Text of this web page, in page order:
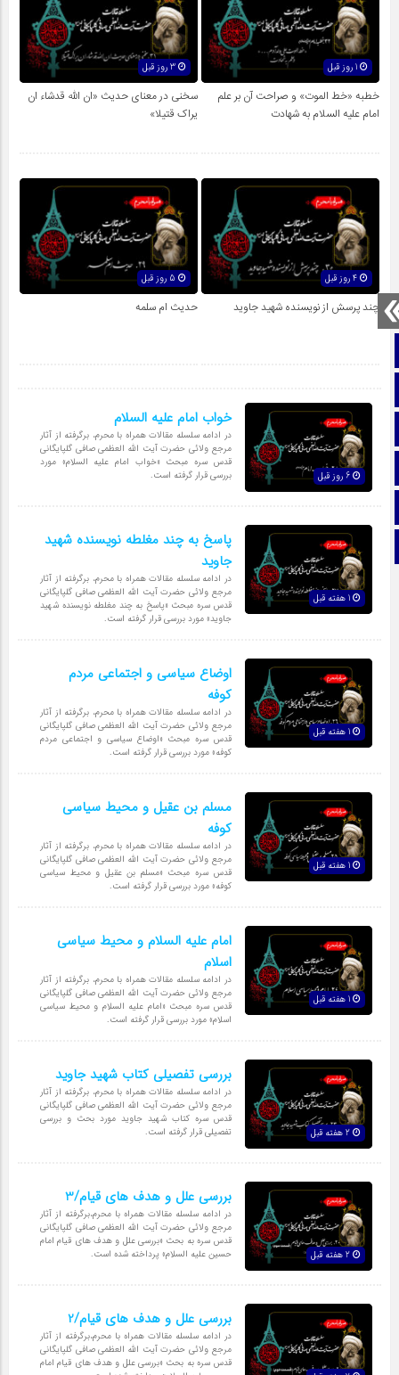
1 روز قبل
خطبه «خط الموت» و صراحت آن بر علم
امام علیه السلام به شهادت
سخنی در معنای حدیث «ان الله قدشاء ان
یراک قتیلا»
4 روز قبل
چند پرسش از نویسنده شهید جاوید حدیث ام سلمه
خواب امام علیه السلام
در ادامه سلسله مقالات همراه با محرم، برگرفته از آثار
مرجع ولائی حضرت آیت الله العظمی صافی گلپایگانی
قدس سره مبحث «خواب امام علیه السلام» مورد
بررسی قرار گرفته است.
پاسخ به چند مغلطه نویسنده شهید
جاوید
در ادامه سلسله مقالات همراه با محرم، برگرفته از آثار
مرجع ولائی حضرت آیت الله العظمی صافی گلپایگانی
قدس سره مبحث «پاسخ به چند مغلطه نویسنده شهید
جاوید» مورد بررسی قرار گرفته است.
اوضاع سیاسی و اجتماعی مردم
کوفه
در ادامه سلسله مقالات همراه با محرم، برگرفته از آثار
مرجع ولائی حضرت آیت الله العظمی صافی گلپایگانی
قدس سره مبحث «اوضاع سیاسی و اجتماعی مردم
کوفه» مورد بررسی قرار گرفته است.
مسلم بن عقیل و محیط سیاسی
کوفه
در ادامه سلسله مقالات همراه با محرم، برگرفته از آثار
مرجع ولائی حضرت آیت الله العظمی صافی گلپایگانی
قدس سره مبحث «مسلم بن عقیل و محیط سیاسی
کوفه» مورد بررسی قرار گرفته است.
امام علیه السلام و محیط سیاسی
اسلام
در ادامه سلسله مقالات همراه با محرم، برگرفته از آثار
مرجع ولائی حضرت آیت الله العظمی صافی گلپایگانی
قدس سره مبحث «امام علیه السلام و محیط سیاسی
اسلام» مورد بررسی قرار گرفته است.
بررسی تفصیلی کتاب شهید جاوید
در ادامه سلسله مقالات همراه با محرم، برگرفته از آثار
مرجع ولائی حضرت آیت الله العظمی صافی گلپایگانی
قدس سره کتاب شهید جاوید مورد بحث و بررسی
تفصیلی قرار گرفته است.
بررسی علل و هدف های قیام/3
در ادامه سلسله مقالات همراه با محرم،برگرفته از آثار
مرجع ولائی حضرت آیت الله العظمی صافی گلپایگانی
قدس سره به بحث «بررسی علل و هدف های قیام امام
حسین علیه السلام» پرداخته شده است.
بررسی علل و هدف های قیام/2
در ادامه سلسله مقالات همراه با محرم،برگرفته از آثار
مرجع ولائی حضرت آیت الله العظمی صافی گلپایگانی
قدس سره به بحث «بررسی علل و هدف های قیام امام